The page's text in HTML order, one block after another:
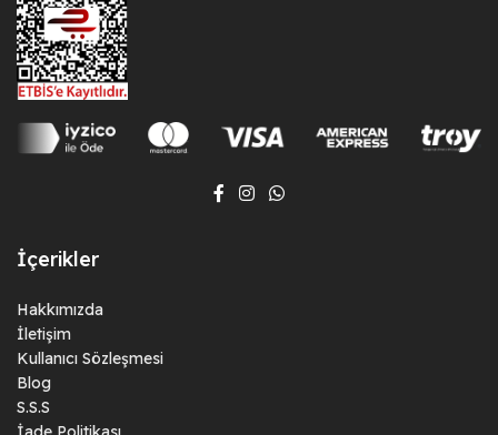
İçerikler
Hakkımızda
İletişim
Kullanıcı Sözleşmesi
Blog
S.S.S